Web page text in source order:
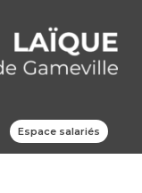
Espace salariés